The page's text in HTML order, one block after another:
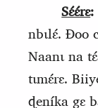
Sɛ́ɛ́rɛ:
nbɩlɛ́. Ɖoo
Naanɩ na
tɩmɛ́rɛ.
ɖeníka gɛ